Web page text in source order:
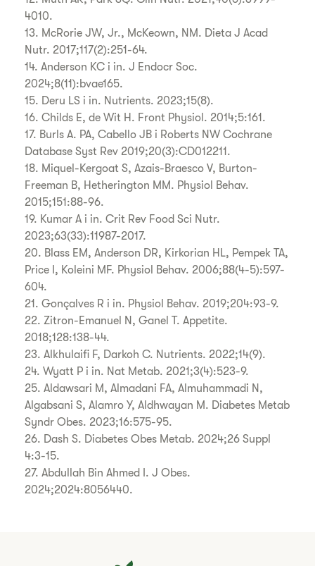
4010.
13. McRorie JW, Jr., McKeown, NM. Dieta J Acad
Nutr. 2017;117(2):251-64.
14. Anderson KC i in. J Endocr Soc.
2024;8(11):bvae165.
15. Deru LS i in. Nutrients. 2023;15(8).
16. Childs E, de Wit H. Front Physiol. 2014;5:161.
17. Burls A. PA, Cabello JB i Roberts NW Cochrane
Database Syst Rev 2019;20(3):CD012211.
18. Miquel-Kergoat S, Azais-Braesco V, Burton-
Freeman B, Hetherington MM. Physiol Behav.
2015;151:88-96.
19. Kumar A i in. Crit Rev Food Sci Nutr.
2023;63(33):11987-2017.
20. Blass EM, Anderson DR, Kirkorian HL, Pempek TA,
Price I, Koleini MF. Physiol Behav. 2006;88(4-5):597-
604.
21. Gonçalves R i in. Physiol Behav. 2019;204:93-9.
22. Zitron-Emanuel N, Ganel T. Appetite.
2018;128:138-44.
23. Alkhulaifi F, Darkoh C. Nutrients. 2022;14(9).
24. Wyatt P i in. Nat Metab. 2021;3(4):523-9.
25. Aldawsari M, Almadani FA, Almuhammadi N,
Algabsani S, Alamro Y, Aldhwayan M. Diabetes Metab
Syndr Obes. 2023;16:575-95.
26. Dash S. Diabetes Obes Metab. 2024;26 Suppl
4:3-15.
27. Abdullah Bin Ahmed I. J Obes.
2024;2024:8056440.